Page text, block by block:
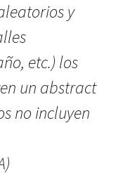
y
etc.) los
un abstract
no incluyen